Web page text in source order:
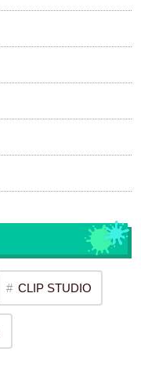
CLIP STUDIO